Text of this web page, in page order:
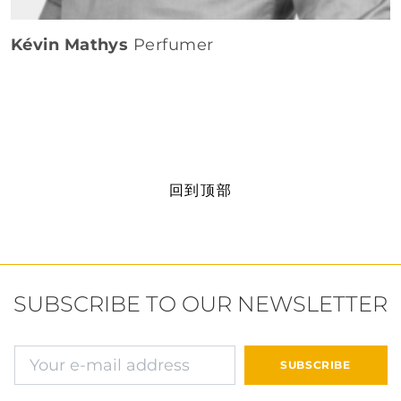
Kévin Mathys Perfumer
回到顶部
SUBSCRIBE TO OUR NEWSLETTER
确认并继续付款
SUBSCRIBE